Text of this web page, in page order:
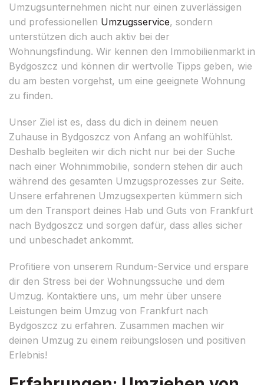
Umzugsunternehmen nicht nur einen zuverlässigen
und professionellen Umzugsservice, sondern
unterstützen dich auch aktiv bei der
Wohnungsfindung. Wir kennen den Immobilienmarkt in
Bydgoszcz und können dir wertvolle Tipps geben, wie
du am besten vorgehst, um eine geeignete Wohnung
zu finden.
Unser Ziel ist es, dass du dich in deinem neuen
Zuhause in Bydgoszcz von Anfang an wohlfühlst.
Deshalb begleiten wir dich nicht nur bei der Suche
nach einer Wohnimmobilie, sondern stehen dir auch
während des gesamten Umzugsprozesses zur Seite.
Unsere erfahrenen Umzugsexperten kümmern sich
um den Transport deines Hab und Guts von Frankfurt
nach Bydgoszcz und sorgen dafür, dass alles sicher
und unbeschadet ankommt.
Profitiere von unserem Rundum-Service und erspare
dir den Stress bei der Wohnungssuche und dem
Umzug. Kontaktiere uns, um mehr über unsere
Leistungen beim Umzug von Frankfurt nach
Bydgoszcz zu erfahren. Zusammen machen wir
deinen Umzug zu einem reibungslosen und positiven
Erlebnis!